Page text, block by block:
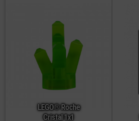
LEGO® Roche
Cristal 1x1